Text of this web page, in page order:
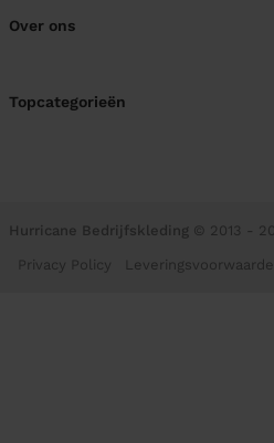
Over ons
Topcategorieën
Hurricane Bedrijfskleding © 2013 -
Privacy Policy